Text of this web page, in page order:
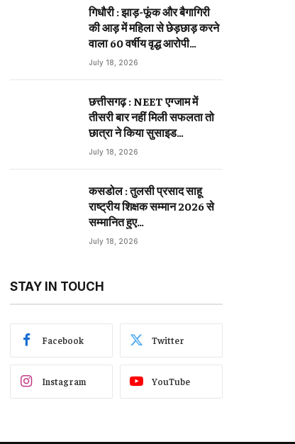
गिधौरी : झाड़-फूंक और बैगागिरी
की आड़ में महिला से छेड़छाड़ करने
वाला 60 वर्षीय वृद्ध आरोपी
गिरफ्तार…
July 18, 2026
छत्तीसगढ़ : NEET एग्जाम में
तीसरी बार नहीं मिली सफलता तो
छात्रा ने किया सुसाइड…
July 18, 2026
कसडोल : तुलसी प्रसाद साहू
राष्ट्रीय शिक्षक सम्मान 2026 से
सम्मानित हुए…
July 18, 2026
STAY IN TOUCH
Facebook Twitter
Instagram YouTube